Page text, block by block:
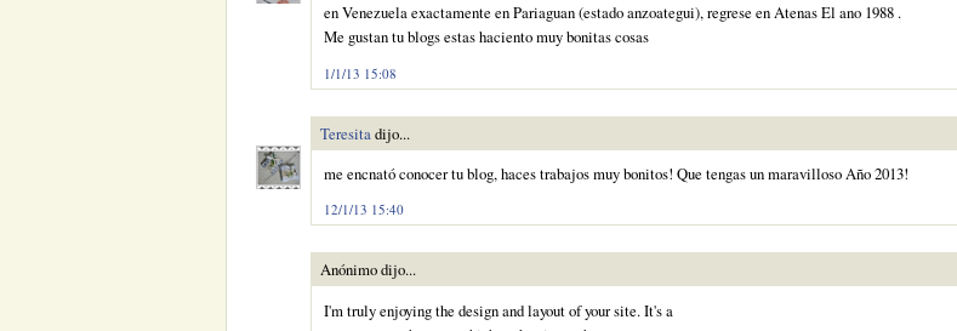
en Venezuela exactamente en Pariaguan (estado anzoategui), regrese en Atenas El ano 1988 .
Me gustan tu blogs estas haciento muy bonitas cosas
1/1/13 15:08
Teresita dijo...
me encnató conocer tu blog, haces trabajos muy bonitos! Que tengas un maravilloso Año 2013!
12/1/13 15:40
Anónimo dijo...
I'm truly enjoying the design and layout of your site. It's a